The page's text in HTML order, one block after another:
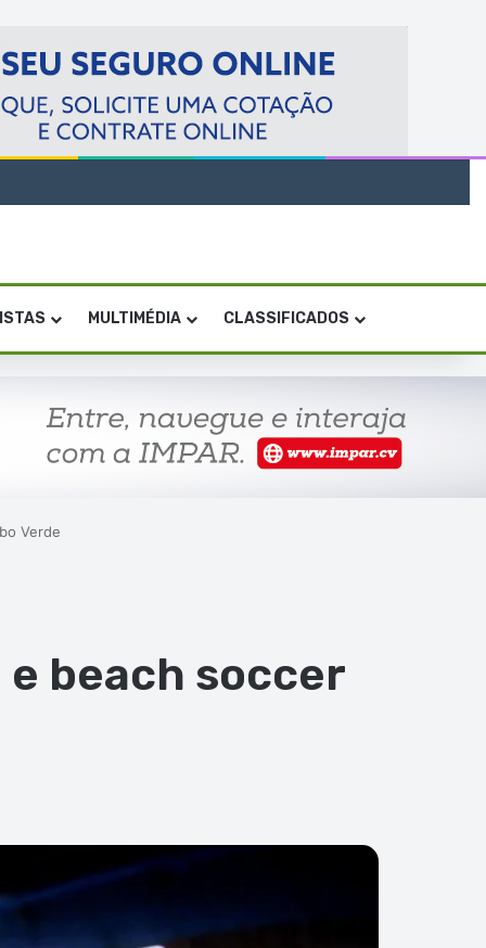
MULTIMÉDIA CLASSIFICADOS
Verde
beach soccer